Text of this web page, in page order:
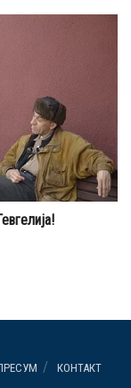
КОНТАКТ